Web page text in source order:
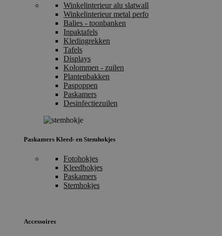
Winkelinterieur alu slatwall
Winkelinterieur metal perfo
Balies - toonbanken
Inpaktafels
Kledingrekken
Tafels
Displays
Kolommen - zuilen
Plantenbakken
Paspoppen
Paskamers
Desinfectiezuilen
Paskamers Kleed- en Stemhokjes
Fotohokjes
Kleedhokjes
Paskamers
Stemhokjes
Accessoires